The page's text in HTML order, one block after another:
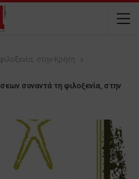
στην Κρήτη
συναντά τη φιλοξενία, στην